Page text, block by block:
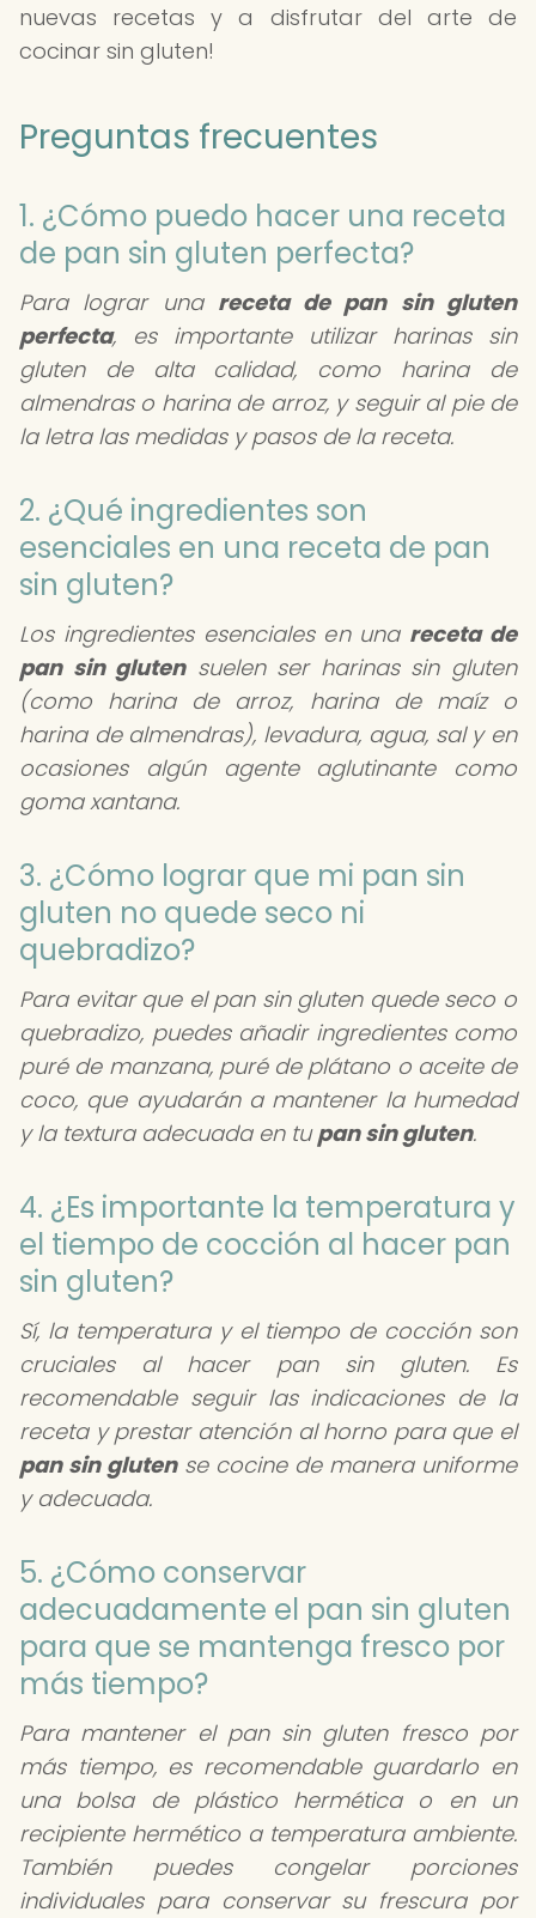
nuevas recetas y a disfrutar del arte de
cocinar sin gluten!
Preguntas frecuentes
1. ¿Cómo puedo hacer una receta
de pan sin gluten perfecta?
Para lograr una receta de pan sin gluten
perfecta, es importante utilizar harinas sin
gluten de alta calidad, como harina de
almendras o harina de arroz, y seguir al pie de
la letra las medidas y pasos de la receta.
2. ¿Qué ingredientes son
esenciales en una receta de pan
sin gluten?
Los ingredientes esenciales en una receta de
pan sin glutensuelen ser harinas sin gluten
(como harina de arroz, harina de maíz o
harina de almendras), levadura, agua, sal y en
ocasiones algún agente aglutinante como
goma xantana.
3. ¿Cómo lograr que mi pan sin
gluten no quede seco ni
quebradizo?
Para evitar que el pan sin gluten quede seco o
quebradizo, puedes añadir ingredientes como
puré de manzana, puré de plátano o aceite de
coco, que ayudarán a mantener la humedad
y la textura adecuada en tupan sin gluten.
4. ¿Es importante la temperatura y
el tiempo de cocción al hacer pan
sin gluten?
Sí, la temperatura y el tiempo de cocción son
cruciales al hacer pan sin gluten. Es
recomendable seguir las indicaciones de la
receta y prestar atención al horno para que el
pan sin glutense cocine de manera uniforme
y adecuada.
5. ¿Cómo conservar
adecuadamente el pan sin gluten
para que se mantenga fresco por
más tiempo?
Para mantener el pan sin gluten fresco por
más tiempo, es recomendable guardarlo en
una bolsa de plástico hermética o en un
recipiente hermético a temperatura ambiente.
También puedes congelar porciones
individuales para conservar su frescura por